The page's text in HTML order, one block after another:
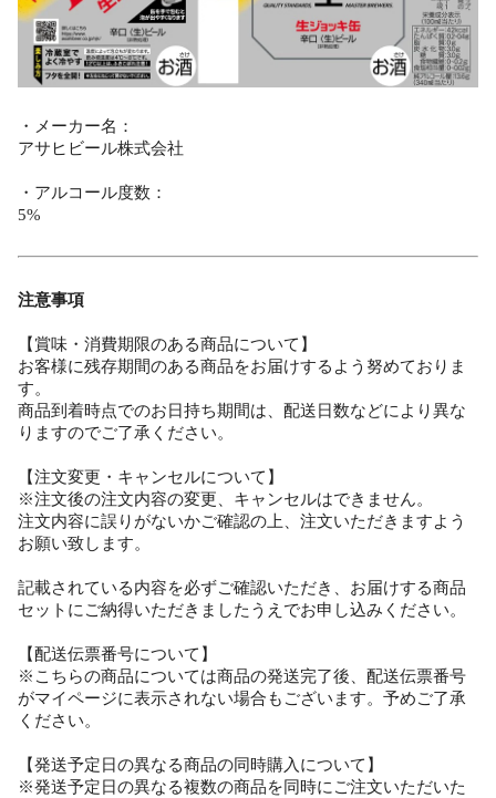
・メーカー名：
アサヒビール株式会社
・アルコール度数：
5%
注意事項
【賞味・消費期限のある商品について】
お客様に残存期間のある商品をお届けするよう努めておりま
す。
商品到着時点でのお日持ち期間は、配送日数などにより異な
りますのでご了承ください。
【注文変更・キャンセルについて】
※注文後の注文内容の変更、キャンセルはできません。
注文内容に誤りがないかご確認の上、注文いただきますよう
お願い致します。
記載されている内容を必ずご確認いただき、お届けする商品
セットにご納得いただきましたうえでお申し込みください。
【配送伝票番号について】
※こちらの商品については商品の発送完了後、配送伝票番号
がマイページに表示されない場合もございます。予めご了承
ください。
【発送予定日の異なる商品の同時購入について】
※発送予定日の異なる複数の商品を同時にご注文いただいた